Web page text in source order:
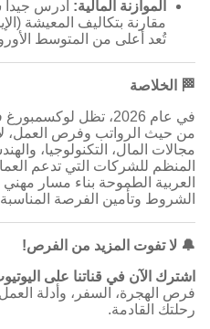
الموازنة المالية: ادرس
مقارنة بتكاليف المعيشة
تُعد أعلى من المتوسط
🏁 الخلاصة
في عام 2026، تظل
من حيث الرواتب وفرص العمل،
مجالات المال، التكنولوجيا،
المنظم للشركات التي تدعم
العربية الطموحة بناء مسار
الشروط وتأمين الفرصة
🔔 لا تفوت المزيد من الفرص!
اشترك الآن في قناتنا على
فرص الهجرة، السفر، وأدلة
رحلتك القادمة.